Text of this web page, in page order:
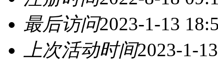
最后访问2023-1-13
上次活动时间2023-1-